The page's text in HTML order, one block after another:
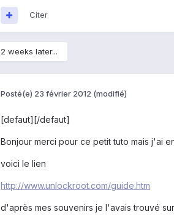
Citer
2 weeks later...
Posté(e) 23 février 2012 (modifié)
[defaut][/defaut]
Bonjour merci pour ce petit tuto mais j'ai
voici le lien
http://www.unlockroot.com/guide.htm
d'après mes souvenirs je l'avais trouvé